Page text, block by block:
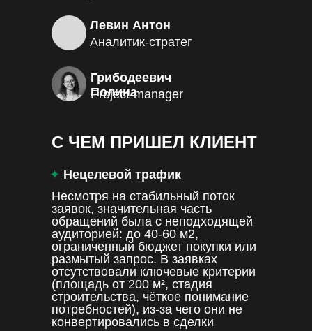
Левин Антон
Аналитик-стратег
Грибодеевич
Полина
Project-manager
С ЧЕМ ПРИШЕЛ КЛИЕНТ
Несмотря на стабильный поток
заявок, значительная часть
обращений была с неподходящей
аудиторией: до 40-60 м2,
ограниченный бюджет покупки или
размытый запрос. В заявках
отсутствовали ключевые критерии
(площадь от 200 м², стадия
строительства, чёткое понимание
потребностей), из-за чего они не
конвертировались в сделки
✦ Нецелевой трафик